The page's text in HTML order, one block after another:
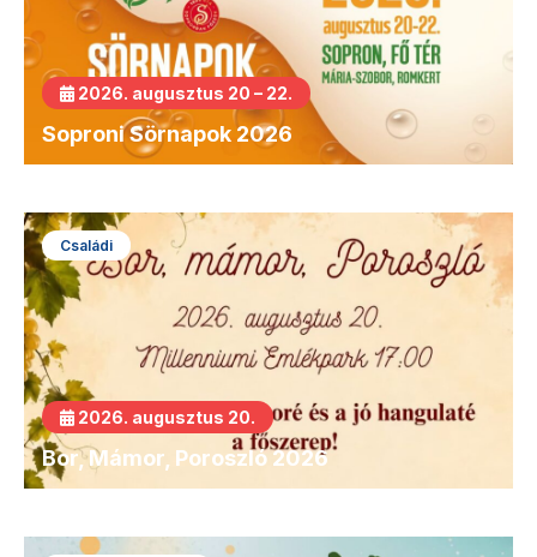
2026. augusztus 20 – 22.
Soproni Sörnapok 2026
Családi
2026. augusztus 20.
Bor, Mámor, Poroszló 2026